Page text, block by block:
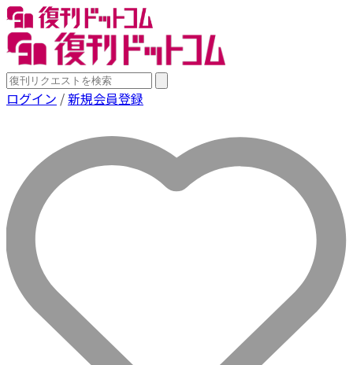
ログイン /新規会員登録